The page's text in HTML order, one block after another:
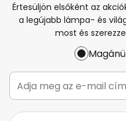
Értesüljön elsőként az
a legújabb lámpa- és
most és